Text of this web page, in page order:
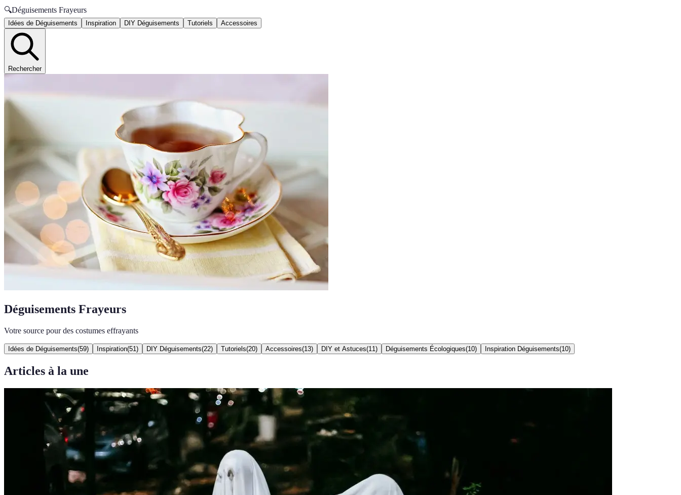
🔍Déguisements Frayeurs
Idées de Déguisements Inspiration DIY Déguisements Tutoriels Accessoires
Rechercher
Déguisements Frayeurs
Votre source pour des costumes effrayants
Idées de Déguisements(59) Inspiration(51 ) DIY Déguisements(22) Tutoriels(20) Accessoires(13) DIY et Astuces(11 ) Déguisements Écologiques(10) Inspiration Déguisements(10)
Articles à la une